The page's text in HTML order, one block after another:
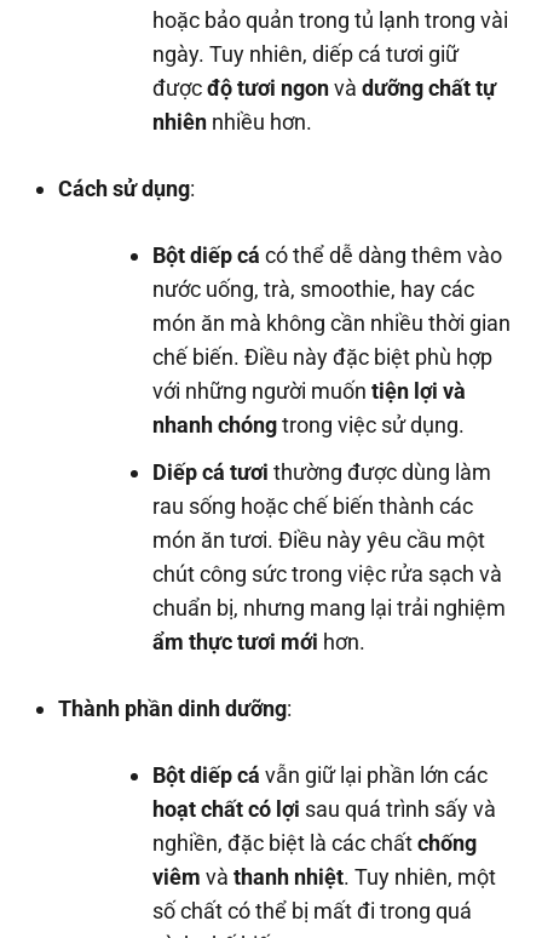
hoặc bảo quản trong tủ lạnh trong vài
ngày. Tuy nhiên, diếp cá tươi giữ
đượcđộ tươi ngonvà dưỡng chất tự
nhiênnhiều hơn.
Cách sử dụng:
Bột diếp cá có thể dễ dàng thêm vào
nước uống, trà, smoothie, hay các
món ăn mà không cần nhiều thời gian
chế biến. Điều này đặc biệt phù hợp
với những người muốn tiện lợi và
nhanh chóngtrong việc sử dụng.
Diếp cá tươi thường được dùng làm
rau sống hoặc chế biến thành các
món ăn tươi. Điều này yêu cầu một
chút công sức trong việc rửa sạch và
chuẩn bị, nhưng mang lại trải nghiệm
ẩm thực tươi mới hơn.
Thành phần dinh dưỡng:
Bột diếp cá vẫn giữ lại phần lớn các
hoạt chất có lợi sau quá trình sấy và
nghiền, đặc biệt là các chấtchống
viêm và thanh nhiệt. Tuy nhiên, một
số chất có thể bị mất đi trong quá